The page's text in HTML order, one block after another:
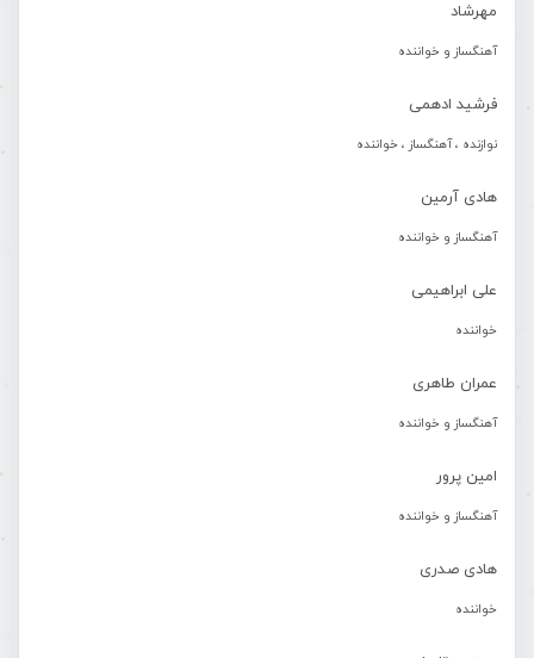
مهرشاد
آهنگساز و خواننده
فرشید ادهمی
نوازنده ، آهنگساز ، خواننده
هادی آرمین
آهنگساز و خواننده
علی ابراهیمی
خواننده
عمران طاهری
آهنگساز و خواننده
امین پرور
آهنگساز و خواننده
هادی صدری
خواننده